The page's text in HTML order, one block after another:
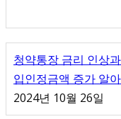
청약통장 금리 인상
입인정금액 증가 알
2024년 10월 26일